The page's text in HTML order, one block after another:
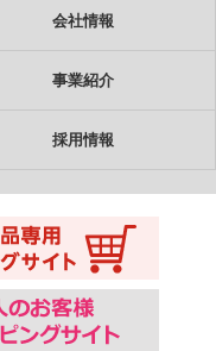
会社情報
事業紹介
採用情報